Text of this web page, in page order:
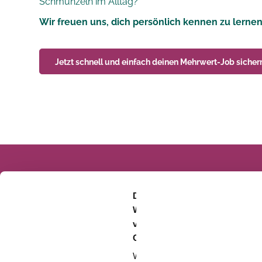
Diese
Webseite
verwendet
Cookies
Wir
Wir freuen uns, dich persönlich kennen zu
Jetzt schnell und einfach deinen Mehrwert-Job